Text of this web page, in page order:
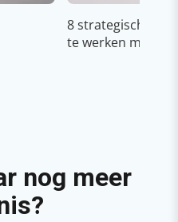
8 strategische
te werken met
nog meer